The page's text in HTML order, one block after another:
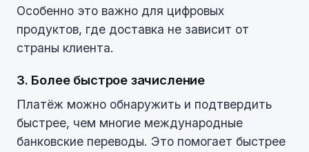
Особенно это важно для цифровых
продуктов, где доставка не зависит от
страны клиента.
3. Более быстрое зачисление
Платёж можно обнаружить и подтвердить
быстрее, чем многие международные
банковские переводы. Это помогает быстрее